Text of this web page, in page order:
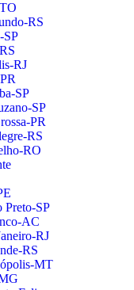
RS
SP
RJ
SP
SP
PR
RS
RO
SP
AC
RJ
RS
MT